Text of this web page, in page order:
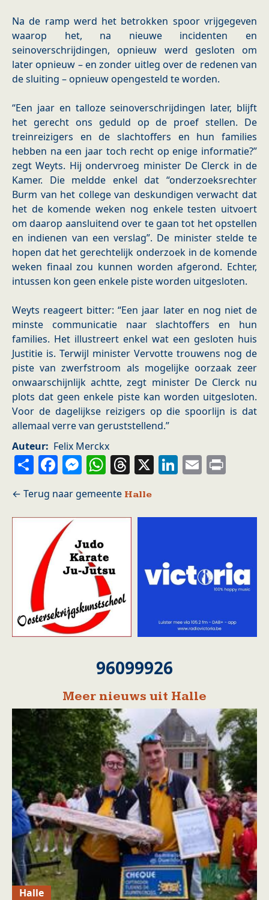
Na de ramp werd het betrokken spoor vrijgegeven
waarop het, na nieuwe incidenten en
seinoverschrijdingen, opnieuw werd gesloten om
later opnieuw – en zonder uitleg over de redenen van
de sluiting – opnieuw opengesteld te worden.
“Een jaar en talloze seinoverschrijdingen later, blijft
het gerecht ons geduld op de proef stellen. De
treinreizigers en de slachtoffers en hun families
hebben na een jaar toch recht op enige informatie?”
zegt Weyts. Hij ondervroeg minister De Clerck in de
Kamer. Die meldde enkel dat “onderzoeksrechter
Burm van het college van deskundigen verwacht dat
het de komende weken nog enkele testen uitvoert
om daarop aansluitend over te gaan tot het opstellen
en indienen van een verslag”. De minister stelde te
hopen dat het gerechtelijk onderzoek in de komende
weken finaal zou kunnen worden afgerond. Echter,
intussen kon geen enkele piste worden uitgesloten.
Weyts reageert bitter: “Een jaar later en nog niet de
minste communicatie naar slachtoffers en hun
families. Het illustreert enkel wat een gesloten huis
Justitie is. Terwijl minister Vervotte trouwens nog de
piste van zwerfstroom als mogelijke oorzaak zeer
onwaarschijnlijk achtte, zegt minister De Clerck nu
plots dat geen enkele piste kan worden uitgesloten.
Voor de dagelijkse reizigers op die spoorlijn is dat
allemaal verre van geruststellend.”
Auteur
Felix Merckx
ShareFacebook
Messenger
WhatsApp
Threads
X LinkedIn
Email
Halle
96099926
Meer nieuws uit Halle
Halle